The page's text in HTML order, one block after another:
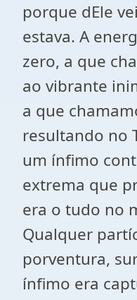
porque dEle
estava. A
zero, a que
ao vibrante
a que
resultando no
um ínfimo
extrema que
era o tudo no
Qualquer
porventura,
ínfimo era